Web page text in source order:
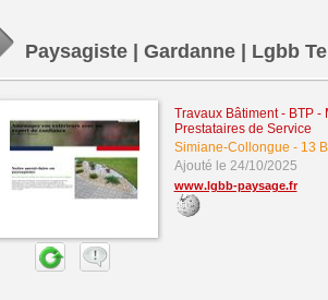
Paysagiste | Gardanne | Lgbb
Travaux Bâtiment - BTP
Prestataires de Service
Simiane-Collongue - 13
Ajouté le 24/10/2025
www.lgbb-paysage.fr